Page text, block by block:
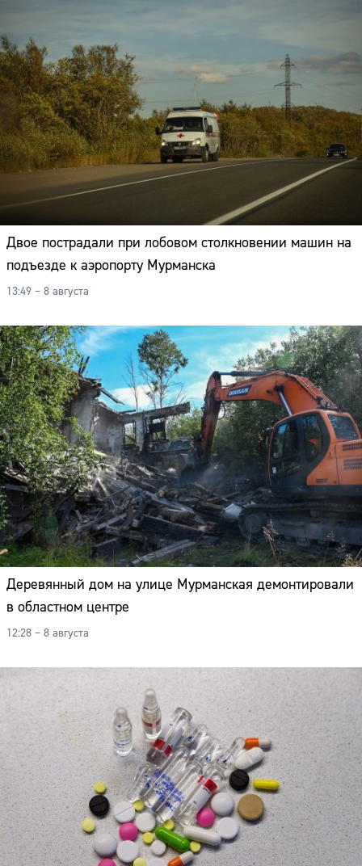
Двое пострадали при лобовом столкновении машин на
подъезде к аэропорту Мурманска
13:49 – 8 августа
Деревянный дом на улице Мурманская демонтировали
в областном центре
12:28 – 8 августа
Адрес: